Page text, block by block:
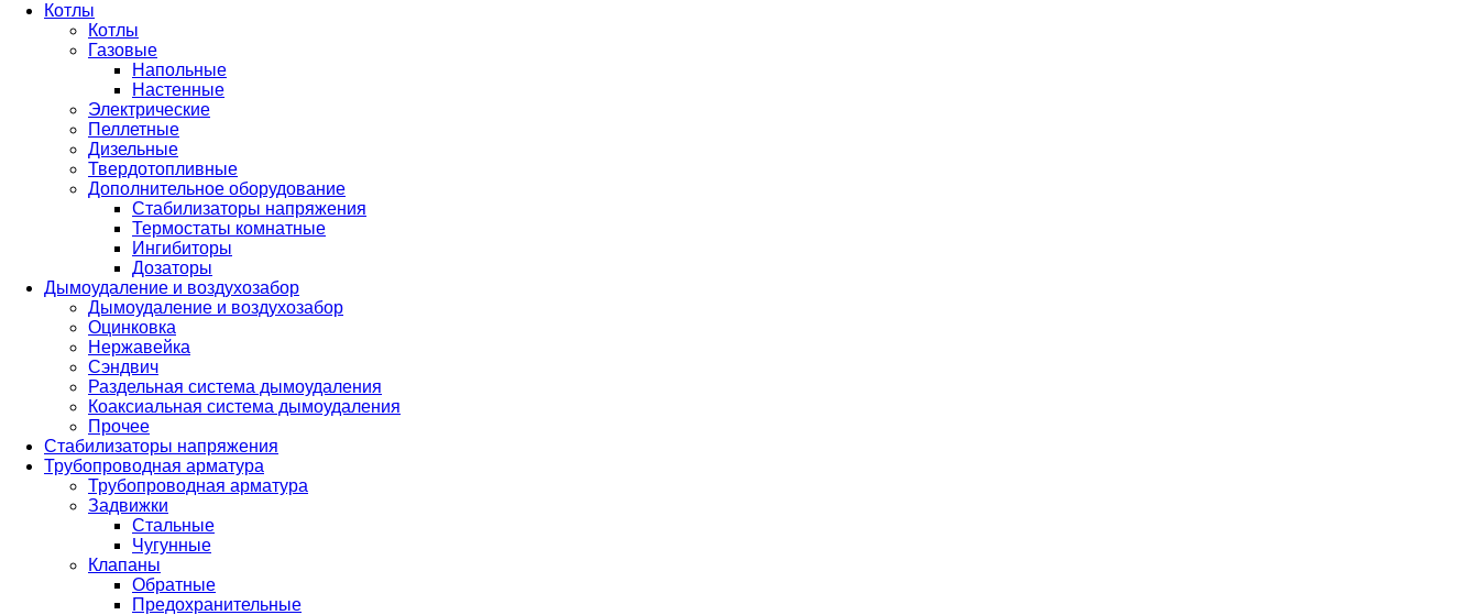
Котлы
Котлы
Газовые
Напольные
Настенные
Электрические
Пеллетные
Дизельные
Твердотопливные
Дополнительное оборудование
Стабилизаторы напряжения
Термостаты комнатные
Ингибиторы
Дозаторы
Дымоудаление и воздухозабор
Дымоудаление и воздухозабор
Оцинковка
Нержавейка
Сэндвич
Раздельная система дымоудаления
Коаксиальная система дымоудаления
Прочее
Стабилизаторы напряжения
Трубопроводная арматура
Трубопроводная арматура
Задвижки
Стальные
Чугунные
Клапаны
Обратные
Предохранительные